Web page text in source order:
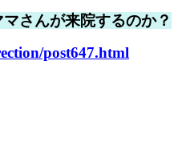
さんが来院するのか？
post647.html